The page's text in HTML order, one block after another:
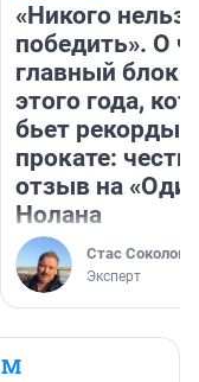
«Никого нельзя
победить». О
главный
этого года,
бьет рекорды в
прокате:
отзыв на
Нолана
Стас Соколов
Эксперт